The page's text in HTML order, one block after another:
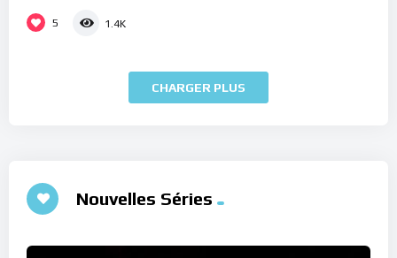
5 1.4K
CHARGER PLUS
Nouvelles Séries